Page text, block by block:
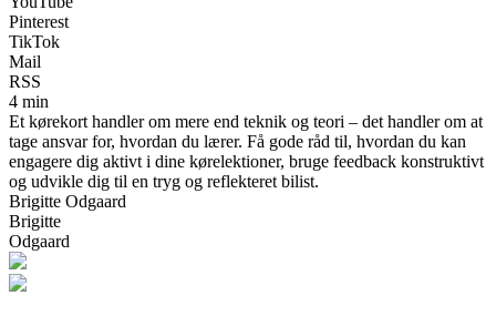
Pinterest
TikTok
Mail
RSS
4 min
Et kørekort handler om mere end teknik og teori – det handler om at
tage ansvar for, hvordan du lærer. Få gode råd til, hvordan du kan
engagere dig aktivt i dine kørelektioner, bruge feedback konstruktivt
og udvikle dig til en tryg og reflekteret bilist.
Brigitte Odgaard
Brigitte
Odgaard